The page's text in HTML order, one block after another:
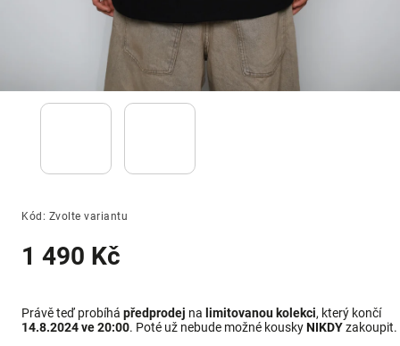
Kód: Zvolte variantu
1 490 Kč
Právě teď probíhá předprodej na limitovanou kolekci, který končí
14.8.2024 ve 20:00. Poté už nebude možné kouskyNIKDYzakoupit.